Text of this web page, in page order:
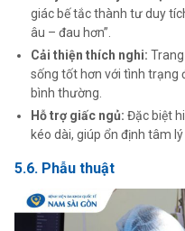
giác bế tắc thành tư duy
âu – đau hơn”.
Cải thiện thích nghi:
sống tốt hơn với tình trạng
bình thường.
Hỗ trợ giấc ngủ: Đặc biệt
kéo dài, giúp ổn định tâm
5.6. Phẫu thuật